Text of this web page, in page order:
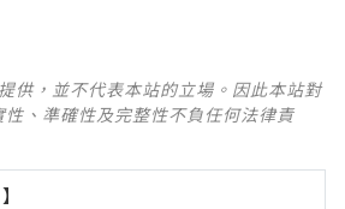
供，並不代表本站的立場。因此本站對
、準確性及完整性不負任何法律責